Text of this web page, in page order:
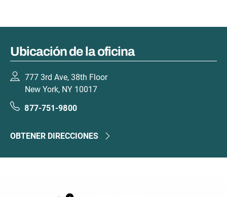
Ubicación de la oficina
777 3rd Ave, 38th Floor
New York, NY 10017
877-751-9800
OBTENER DIRECCIONES